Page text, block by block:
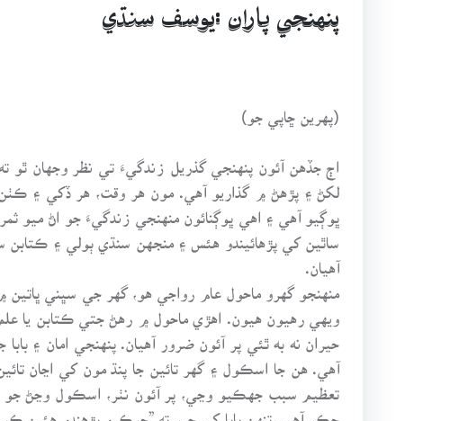
پنهنجي پاران :يوسف سنڌي
(پهرين ڇاپي جو)
اڄ جڏهن آئون پنهنجي گذريل زندگيءَ تي نظر وجهان
لکڻ ۽ پڙهڻ ۾ گذاريو آهي. مون هر وقت، هر ڏکي ۽
ڀوڳيو آهي ۽ اهي ڀوڳنائون منهنجي زندگيءَ جو اڻ ميو
ساٿين کي پڙهائيندو هئس ۽ منجهن سنڌي ٻولي ۽
آهيان.
منهنجو گهرو ماحول عام رواجي هو، گهر جي سڀني
ويهي رهيون هيون. اهڙي ماحول ۾ رهڻ جتي ڪتابن يا
حيران نه به ٿئي پر آئون ضرور آهيان. پنهنجي امان ۽
آهي. هن جا اسڪول ۽ گهر تائين جا پنڌ مون کي اڃان
تعظيم سبب جهڪيو وڃي، پر آئون نٺر، اسڪول وڃڻ جو
چڪو آهي، تنهن بابا کي چيو ته ”ڇوڪرو پڙهندو هئين